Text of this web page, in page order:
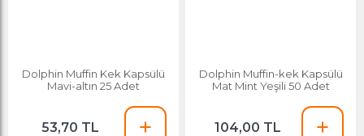
Dolphin Muffin Kek Kapsülü
Mavi-altın 25 Adet
53,70 TL
Dolphin Muffin-kek Kapsülü
Mat Mint Yeşili 50 Adet
104,00 TL